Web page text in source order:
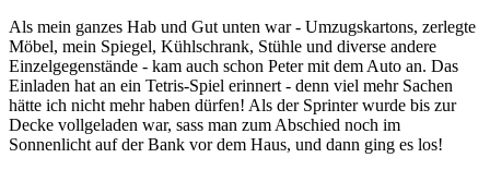
Als mein ganzes Hab und Gut unten war - Umzugskartons, zerlegte
Möbel, mein Spiegel, Kühlschrank, Stühle und diverse andere
Einzelgegenstände - kam auch schon Peter mit dem Auto an. Das
Einladen hat an ein Tetris-Spiel erinnert - denn viel mehr Sachen
hätte ich nicht mehr haben dürfen! Als der Sprinter wurde bis zur
Decke vollgeladen war, sass man zum Abschied noch im
Sonnenlicht auf der Bank vor dem Haus, und dann ging es los!